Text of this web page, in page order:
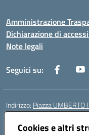
Cookies e altri
Amministrazione
Dichiarazione di
Note legali
Seguici su:
Indirizzo: Piazza UMBERTO
Centralino:
Posta elettronica